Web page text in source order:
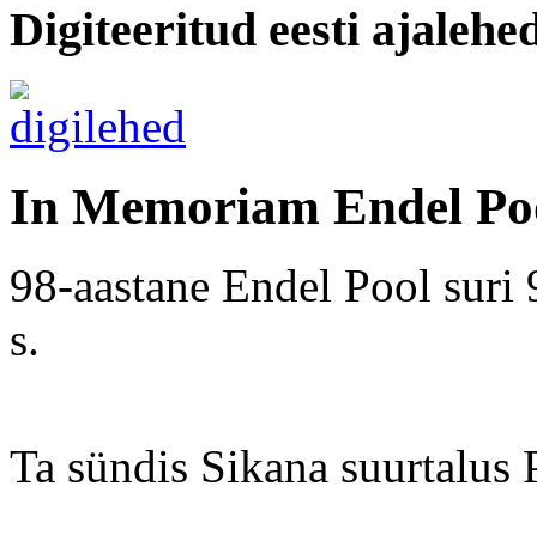
Digiteeritud eesti
In Memoriam Endel
98-aastane Endel Pool
s.
Ta sündis Sikana suurtalus